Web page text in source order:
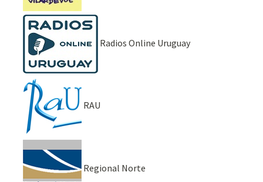
Radios Online Uruguay
RAU
Regional Norte